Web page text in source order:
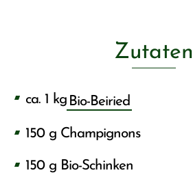
Zutaten
ca. 1 kg Bio-Beiried
150 g Champignons
150 g Bio-Schinken